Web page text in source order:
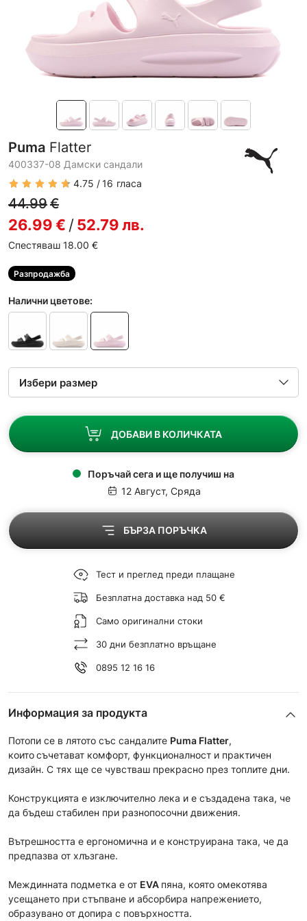
Puma Flatter
400337-08 Дамски сандали
4.75
16 гласа
44.99€
26.99€ /52.79лв.
Спестяваш 18.00 €
Разпродажба
Налични цветове:
ДОБАВИ В КОЛИЧКАТА
Поръчай сега и ще получиш на
12 Август, Сряда
БЪРЗА ПОРЪЧКА
Тест и преглед преди плащане
Безплатна доставка над 50 €
Само оригинални стоки
30 дни безплатно връщане
0895 12 16 16
Информация за продукта
Потопи се в лятото със сандалите Puma Flatter,
коитосъчетават комфорт, функционалност и практичен
дизайн. С тях ще се чувстваш прекрасно през топлите дни.
Конструкцията е изключително лека и е създадена така, че
да бъдеш стабилен при разнопосочни движения.
Вътрешността е ергономична и е конструирана така, че да
предпазва от хлъзгане.
Междинната подметка е от EVA пяна, която омекотява
усещането при стъпване и абсорбира напрежението,
образувано от допира с повърхността.